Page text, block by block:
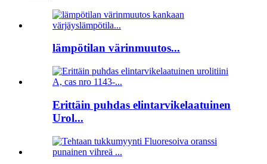
lämpötilan värinmuutos...
Erittäin puhdas elintarvikelaatuinen
Urol...